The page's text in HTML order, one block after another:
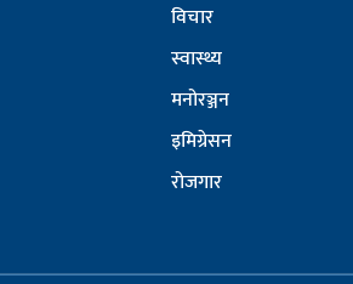
विचार
स्वास्थ्य
मनोरञ्जन
इमिग्रेसन
रोजगार